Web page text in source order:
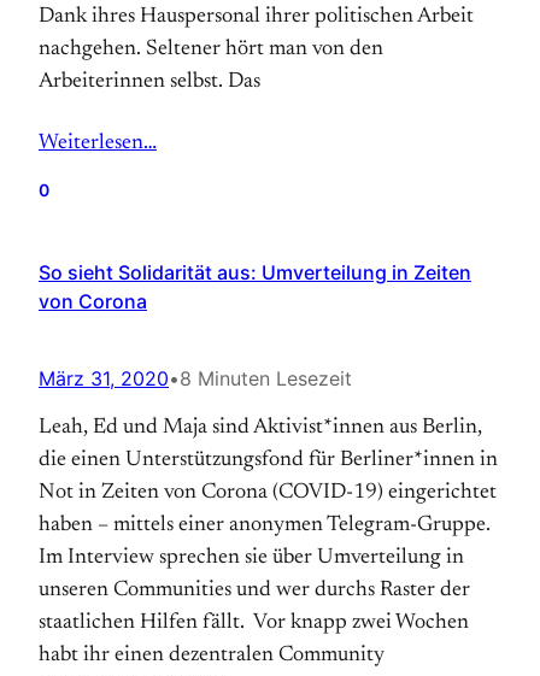
Dank ihres Hauspersonal ihrer politischen Arbeit
nachgehen. Seltener hört man von den
Arbeiterinnen selbst. Das
Weiterlesen…
0
So sieht Solidarität aus: Umverteilung in Zeiten
von Corona
März 31, 2020•8 Minuten Lesezeit
Leah, Ed und Maja sind Aktivist*innen aus Berlin,
die einen Unterstützungsfond für Berliner*innen in
Not in Zeiten von Corona (COVID-19) eingerichtet
haben – mittels einer anonymen Telegram-Gruppe.
Im Interview sprechen sie über Umverteilung in
unseren Communities und wer durchs Raster der
staatlichen Hilfen fällt. Vor knapp zwei Wochen
habt ihr einen dezentralen Community